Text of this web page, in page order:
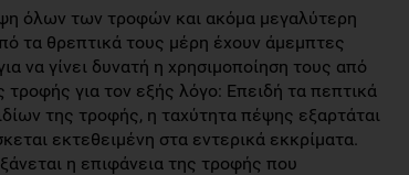
όλων των τροφών και ακόμα μεγαλύτερη
τα θρεπτικά τους μέρη έχουν άμεμπτες
να γίνει δυνατή η χρησιμοποίηση τους από
για τον εξής λόγο: Επειδή τα πεπτικά
της τροφής, η ταχύτητα πέψης εξαρτάται
εκτεθειμένη στα εντερικά εκκρίματα.
η επιφάνεια της τροφής που